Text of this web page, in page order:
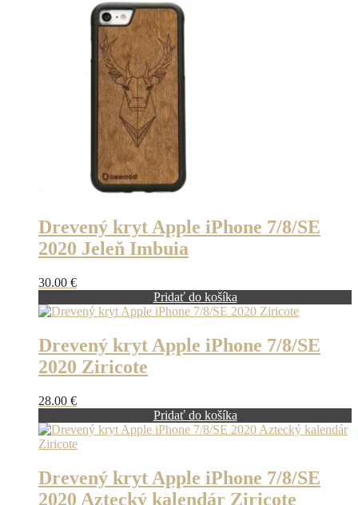
Drevený kryt Apple iPhone 7/8/SE
2020 Jeleň Imbuia
30.00 €
Pridať do košíka
Drevený kryt Apple iPhone 7/8/SE
2020 Ziricote
28.00 €
Pridať do košíka
Drevený kryt Apple iPhone 7/8/SE
2020 Aztecký kalendár Ziricote